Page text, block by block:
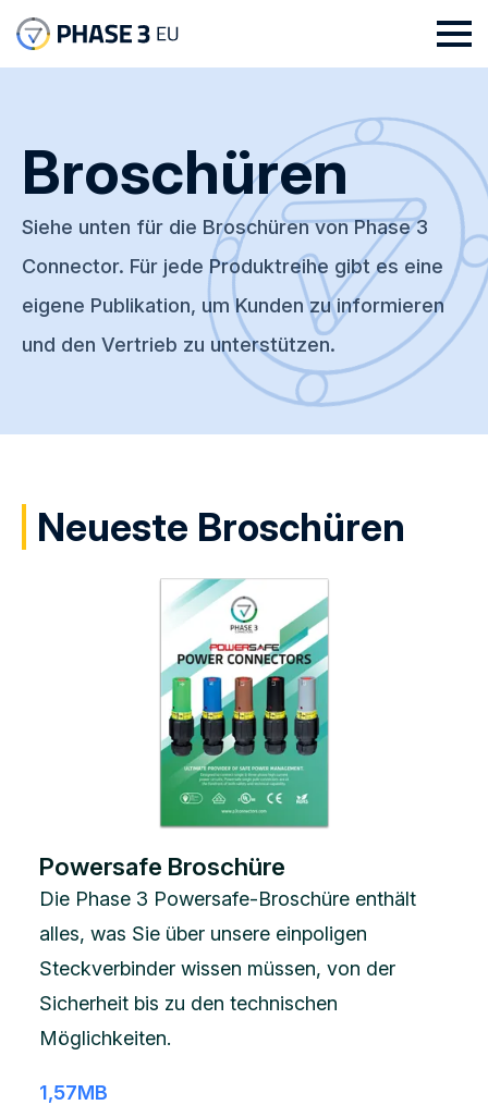
Broschüren
Siehe unten für die Broschüren von Phase 3
Connector. Für jede Produktreihe gibt es eine
eigene Publikation, um Kunden zu informieren
und den Vertrieb zu unterstützen.
Neueste Broschüren
Powersafe Broschüre
Die Phase 3 Powersafe-Broschüre enthält
alles, was Sie über unsere einpoligen
Steckverbinder wissen müssen, von der
Sicherheit bis zu den technischen
Möglichkeiten.
1,57MB